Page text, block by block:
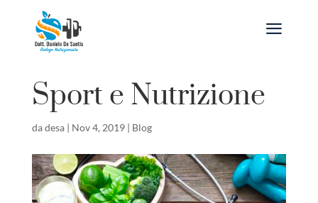
a
Sport e Nutrizione
dadesa| Nov 4, 2019| Blog